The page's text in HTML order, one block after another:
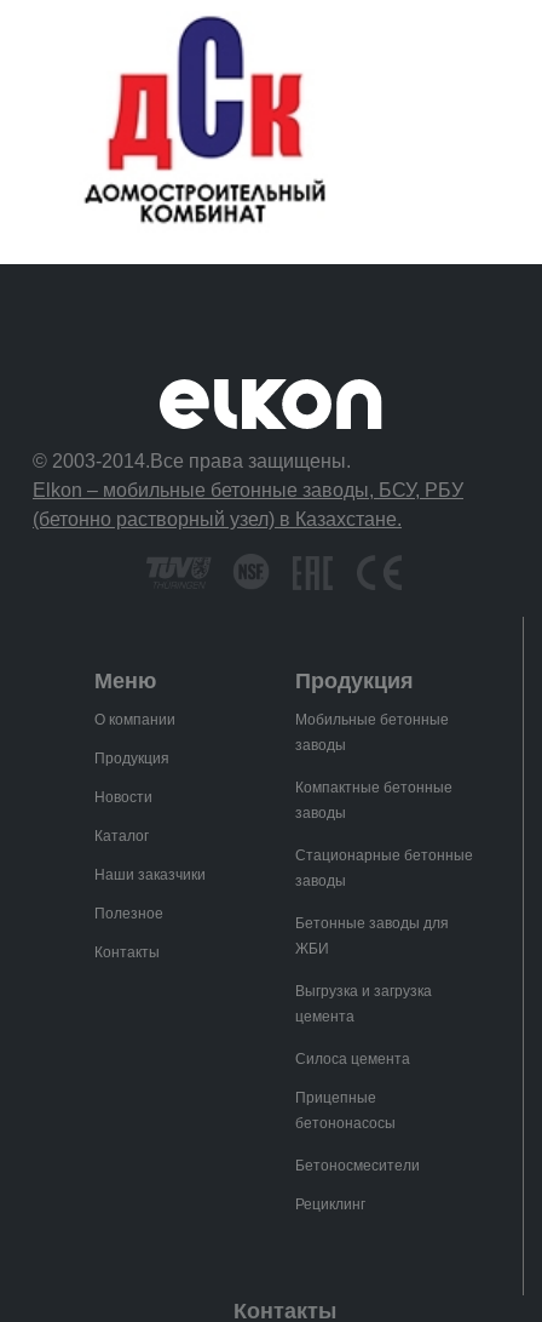
© 2003-2014.Все права защищены.
Elkon – мобильные бетонные заводы, БСУ, РБУ
(бетонно растворный узел) в Казахстане.
Меню
О компании
Продукция
Новости
Каталог
Наши заказчики
Полезное
Контакты
Продукция
Мобильные бетонные
заводы
Компактные бетонные
заводы
Стационарные бетонные
заводы
Бетонные заводы для
ЖБИ
Выгрузка и загрузка
цемента
Силоса цемента
Прицепные
бетононасосы
Бетоносмесители
Рециклинг
Контакты